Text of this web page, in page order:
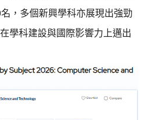
，多個新興學科亦展現出強勁
學科建設與國際影響力上邁出